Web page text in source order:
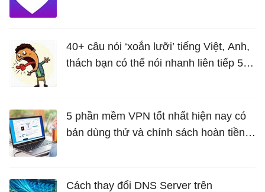
40+ câu nói ‘xoắn lưỡi’ tiếng Việt, Anh,
thách bạn có thể nói nhanh liên tiếp 5
5 phần mềm VPN tốt nhất hiện nay có
bản dùng thử và chính sách hoàn tiền
Cách thay đổi DNS Server trên